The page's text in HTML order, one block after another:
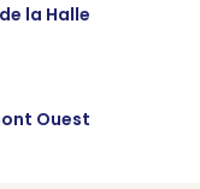
la Halle
Ouest